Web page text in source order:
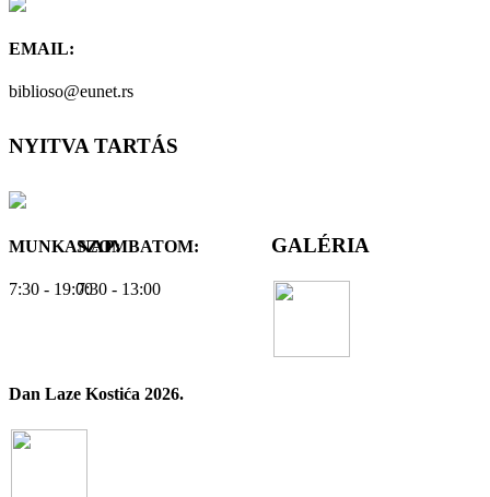
EMAIL:
biblioso@eunet.rs
NYITVA TARTÁS
MUNKANAP:
7:30 - 19:00
SZOMBATOM:
7:30 - 13:00
GALÉRIA
Dan Laze Kostića 2026.